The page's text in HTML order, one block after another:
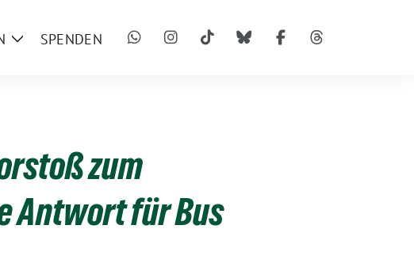
ZeigeSPENDEN
zum
Antwort für Bus